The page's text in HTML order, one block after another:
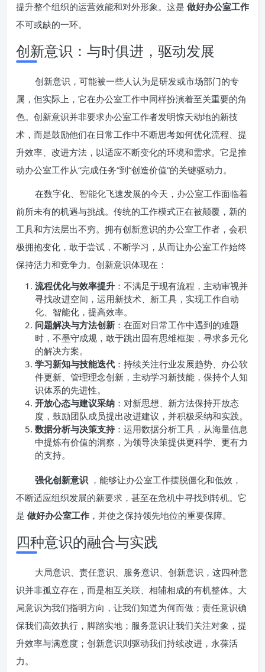
提升整个组织的运营效能和对外形象。这是 做好办公室工作
不可或缺的一环。
创新意识：与时俱进，驱动发展
创新意识，可能被一些人认为是研发或市场部门的专
属，但实际上，它在办公室工作中同样扮演着至关重要的角
色。创新意识并非要求办公室工作者发明惊天动地的新技
术，而是鼓励他们在日常工作中不断思考如何优化流程、提
升效率、改进方法，以适应不断变化的环境和需求。它是推
动办公室工作从“完成任务”到“创造价值”的关键驱动力。
在数字化、智能化飞速发展的今天，办公室工作面临着
前所未有的机遇与挑战。传统的工作模式正在被颠覆，新的
工具和方法层出不穷。拥有创新意识的办公室工作者，会积
极拥抱变化，敢于尝试，不断学习，从而让办公室工作始终
保持活力和竞争力。创新意识体现在：
流程优化与效率提升 ：不满足于现有流程，主动审视并
寻找改进空间，运用新技术、新工具，实现工作自动
化、智能化，提高效率。
问题解决与方法创新 ：在面对日常工作中遇到的难题
时，不墨守成规，敢于跳出固有思维框架，寻求多元化
的解决方案。
学习新知与技能迭代 ：持续关注行业发展趋势、办公软
件更新、管理理念创新，主动学习新技能，保持个人知
识体系的先进性。
开放心态与建议采纳 ：对新思想、新方法保持开放态
度，鼓励团队成员提出改进建议，并积极采纳和实践。
数据分析与决策支持：运用数据分析工具，从海量信息
中提炼有价值的洞察，为领导决策提供更科学、更有力
的支持。
强化创新意识 ，能够让办公室工作摆脱僵化和低效，
不断适应组织发展的新要求，甚至在危机中寻找到转机。它
是 做好办公室工作 ，并使之保持领先地位的重要保障。
四种意识的融合与实践
大局意识、责任意识、服务意识、创新意识，这四种意
识并非孤立存在，而是相互关联、相辅相成的有机整体。大
局意识为我们指明方向，让我们知道为何而做；责任意识确
保我们高效执行，脚踏实地；服务意识让我们关注对象，提
升效率与满意度；创新意识则驱动我们持续改进，永葆活
力。